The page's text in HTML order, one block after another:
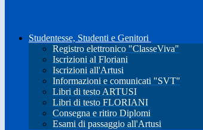
Studentesse, Studenti e Genitori
Registro elettronico "ClasseViva"
Iscrizioni al Floriani
Iscrizioni all'Artusi
Informazioni e comunicati "SVT"
Libri di testo ARTUSI
Libri di testo FLORIANI
Consegna e ritiro Diplomi
Esami di passaggio all'Artusi